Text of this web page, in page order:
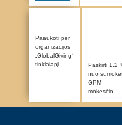
Paaukoti per
organizacijos
„GlobalGiving“
tinklalapį
Paskirti 1.2
nuo
GPM
mokesčio